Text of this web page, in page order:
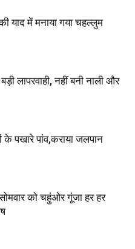
याद में मनाया गया चहल्लुम
लापरवाही, नहीं बनी नाली और
के पखारे पांव,कराया जलपान
को चहुंओर गूंजा हर हर